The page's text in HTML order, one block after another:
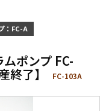
：FC-A
ムポンプ FC-
終了】 FC-103A